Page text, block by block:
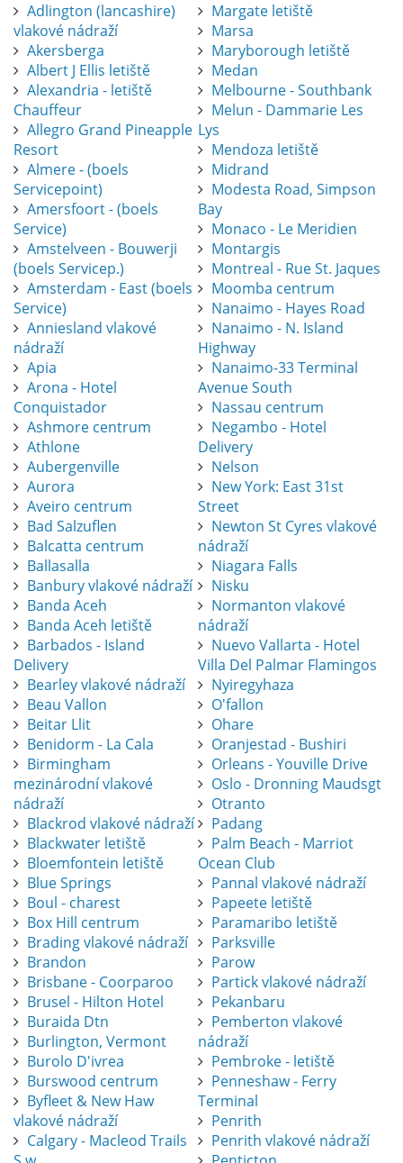
Adlington (lancashire)
vlakové nádraží
Akersberga
Albert J Ellis letiště
Alexandria - letiště
Chauffeur
Allegro Grand Pineapple
Resort
Almere - (boels
Servicepoint)
Amersfoort - (boels
Service)
Amstelveen - Bouwerji
(boels Servicep.)
Amsterdam - East (boels
Service)
Anniesland vlakové
nádraží
Apia
Arona - Hotel
Conquistador
Ashmore centrum
Athlone
Aubergenville
Aurora
Aveiro centrum
Bad Salzuflen
Balcatta centrum
Ballasalla
Banbury vlakové nádraží
Banda Aceh
Banda Aceh letiště
Barbados - Island
Delivery
Bearley vlakové nádraží
Beau Vallon
Beitar Llit
Benidorm - La Cala
Birmingham
mezinárodní vlakové
nádraží
Blackrod vlakové nádraží
Blackwater letiště
Bloemfontein letiště
Blue Springs
Boul - charest
Box Hill centrum
Brading vlakové nádraží
Brandon
Brisbane - Coorparoo
Brusel - Hilton Hotel
Buraida Dtn
Burlington, Vermont
Burolo D'ivrea
Burswood centrum
Byfleet & New Haw
vlakové nádraží
Calgary - Macleod Trails
Margate letiště
Marsa
Maryborough letiště
Medan
Melbourne - Southbank
Melun - Dammarie Les
Lys
Mendoza letiště
Midrand
Modesta Road, Simpson
Bay
Monaco - Le Meridien
Montargis
Montreal - Rue St. Jaques
Moomba centrum
Nanaimo - Hayes Road
Nanaimo - N. Island
Highway
Nanaimo-33 Terminal
Avenue South
Nassau centrum
Negambo - Hotel
Delivery
Nelson
New York: East 31st
Street
Newton St Cyres vlakové
nádraží
Niagara Falls
Nisku
Normanton vlakové
nádraží
Nuevo Vallarta - Hotel
Villa Del Palmar Flamingos
Nyiregyhaza
O'fallon
Ohare
Oranjestad - Bushiri
Orleans - Youville Drive
Oslo - Dronning Maudsgt
Otranto
Padang
Palm Beach - Marriot
Ocean Club
Pannal vlakové nádraží
Papeete letiště
Paramaribo letiště
Parksville
Parow
Partick vlakové nádraží
Pekanbaru
Pemberton vlakové
nádraží
Pembroke - letiště
Penneshaw - Ferry
Terminal
Penrith
Penrith vlakové nádraží